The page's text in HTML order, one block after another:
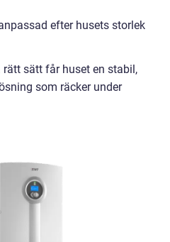
efter husets storlek
sätt får huset en stabil,
som räcker under